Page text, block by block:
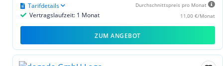
Durchschnittspreis pro Monat
11,00 €/Monat
Vertragslaufzeit: 1 Monat
Tarifdetails
ZUM ANGEBOT